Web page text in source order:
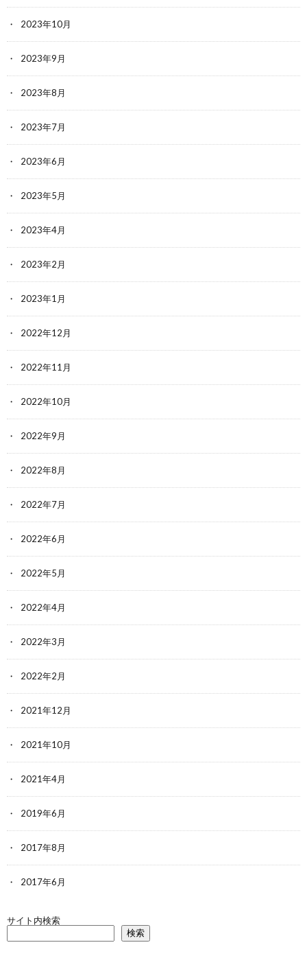
2023年10月
2023年9月
2023年8月
2023年7月
2023年6月
2023年5月
2023年4月
2023年2月
2023年1月
2022年12月
2022年11月
2022年10月
2022年9月
2022年8月
2022年7月
2022年6月
2022年5月
2022年4月
2022年3月
2022年2月
2021年12月
2021年10月
2021年4月
2019年6月
2017年8月
2017年6月
サイト内検索
検索